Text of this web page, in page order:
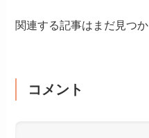
関連する記事はまだ見つか
コメント